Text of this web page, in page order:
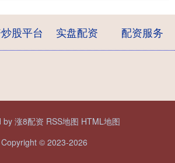
股平台 实盘配资 配资服务
by 涨8配资 RSS地图 HTML地图
Copyright © 2023-2026